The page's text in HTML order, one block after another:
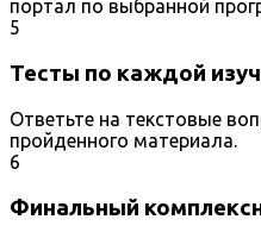
портал по выбранной
5
Тесты по каждой
Ответьте на текстовые
пройденного материала.
6
Финальный